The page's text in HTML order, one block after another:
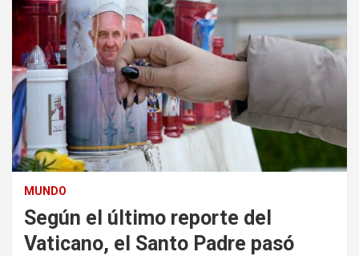
MUNDO
Según el último reporte del
Vaticano, el Santo Padre pasó